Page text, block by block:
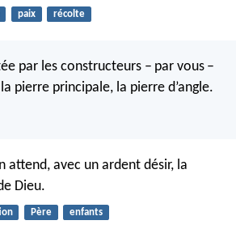
paix récolte
par les constructeurs – par vous –
pierre principale, la pierre d’angle.
attend, avec un ardent désir, la
Dieu.
Père enfants